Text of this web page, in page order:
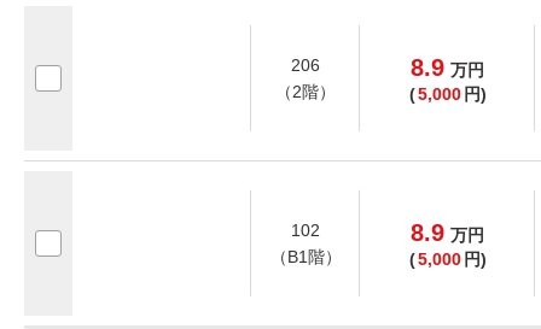
206
（2階）
8.9 万円
(5,000 円)
102
（B1階）
8.9 万円
(5,000 円)